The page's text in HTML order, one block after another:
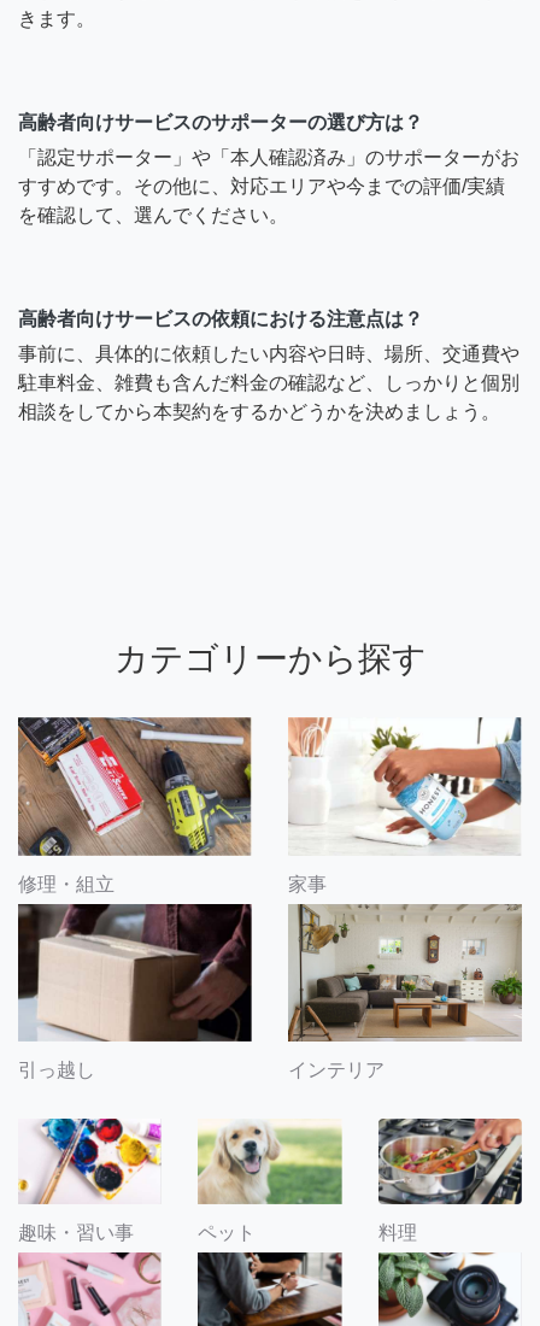
きます。
高齢者向けサービスのサポーターの選び方は？
「認定サポーター」や「本人確認済み」のサポーターがお
すすめです。その他に、対応エリアや今までの評価/実績
を確認して、選んでください。
高齢者向けサービスの依頼における注意点は？
事前に、具体的に依頼したい内容や日時、場所、交通費や
駐車料金、雑費も含んだ料金の確認など、しっかりと個別
相談をしてから本契約をするかどうかを決めましょう。
カテゴリーから探す
修理・組立 家事
引っ越し インテリア
趣味・習い事 ペット 料理